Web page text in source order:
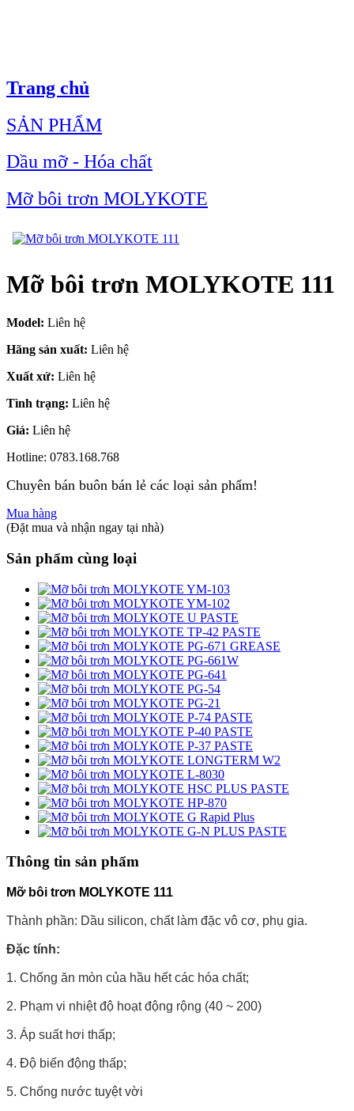
Trang chủ
SẢN PHẨM
Dầu mỡ - Hóa chất
Mỡ bôi trơn MOLYKOTE
Mỡ bôi trơn MOLYKOTE 111
Model: Liên hệ
Hãng sản xuất: Liên hệ
Xuất xứ: Liên hệ
Tình trạng: Liên hệ
Giá: Liên hệ
Hotline: 0783.168.768
Chuyên bán buôn bán lẻ các loại sản phẩm!
Mua hàng
(Đặt mua và nhận ngay tại nhà)
Sản phẩm cùng loại
Thông tin sản phẩm
Mỡ bôi trơn MOLYKOTE 111
Thành phần: Dầu silicon, chất làm đặc vô cơ, phụ gia.
Đặc tính:
1. Chống ăn mòn của hầu hết các hóa chất;
2. Phạm vi nhiệt độ hoạt động rộng (40 ~ 200)
3. Áp suất hơi thấp;
4. Độ biến động thấp;
5. Chống nước tuyệt vời